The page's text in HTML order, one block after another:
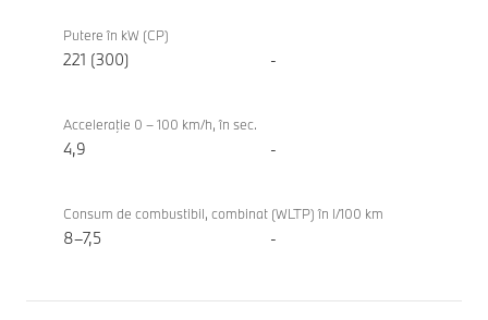
generală
tehnică
M235
xDrive
Putere în kW (CP)
221 (300) -
Acceleraţie 0 – 100 km/h, în sec.
4,9 -
Consum de combustibil, combinat (WLTP) în l/100 km
8–7,5 -